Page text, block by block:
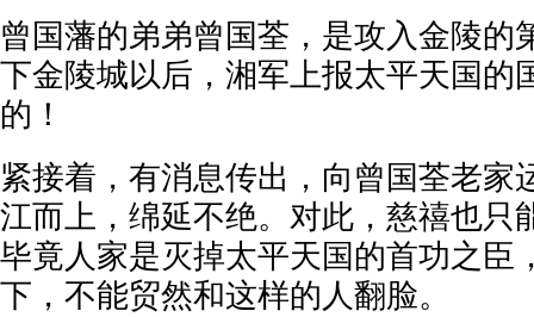
曾国藩的弟弟曾国荃，是攻入金陵的
下金陵城以后，湘军上报太平天国的
的！
紧接着，有消息传出，向曾国荃老家
江而上，绵延不绝。对此，慈禧也只
毕竟人家是灭掉太平天国的首功之臣
下，不能贸然和这样的人翻脸。